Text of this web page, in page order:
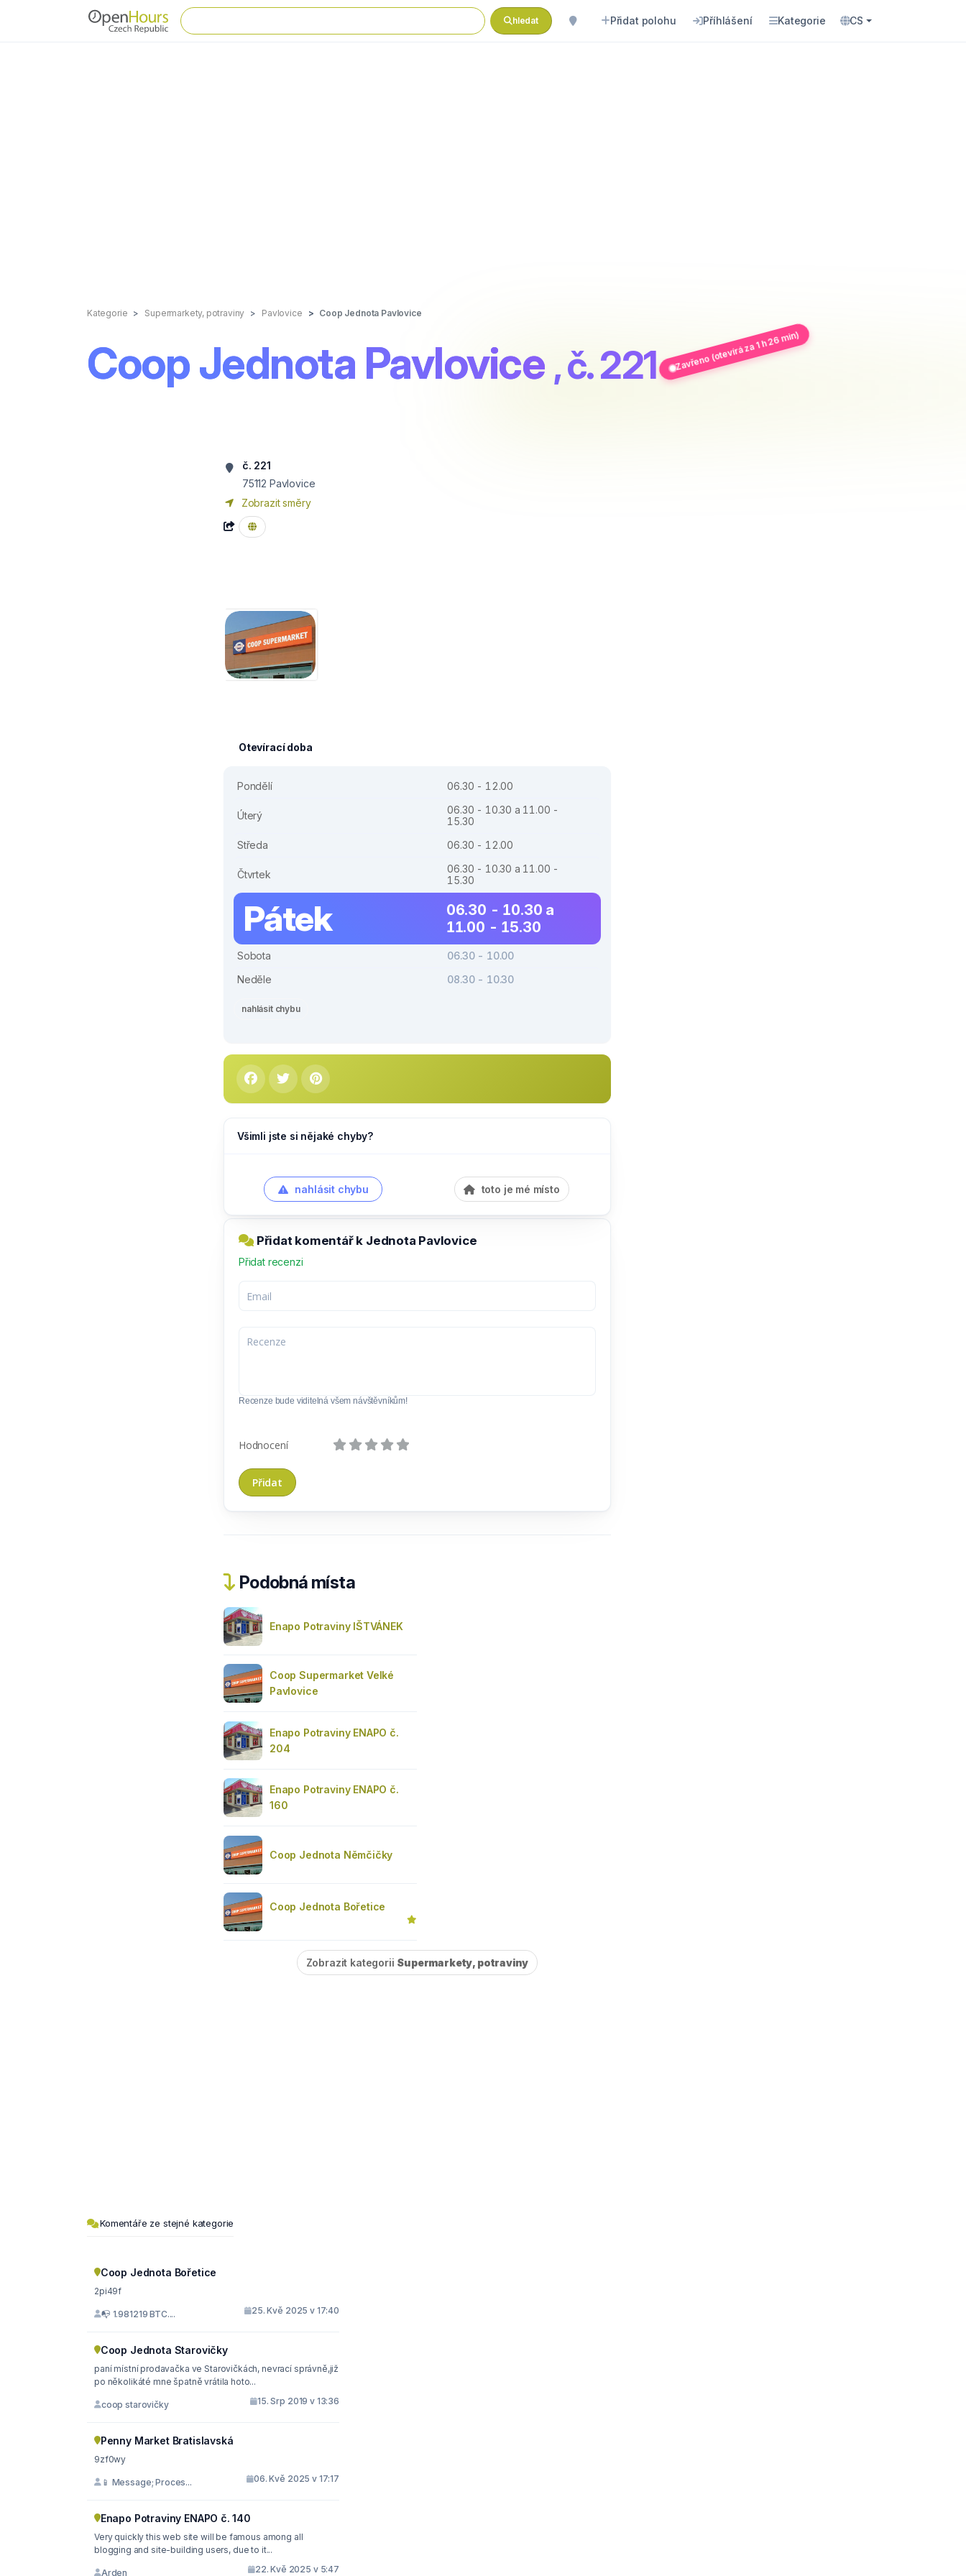
hledat Přidat polohu Příhlášení Kategorie CS
Kategorie Supermarkety, potraviny Pavlovice Coop Jednota Pavlovice
Coop Jednota Pavlovice , č. 221 Zavřeno (otevírá za 1 h 26 min)
č. 221
75112 Pavlovice
Zobrazit směry
Otevírací doba
Pondělí 06.30 - 12.00
Úterý
06.30 - 10.30 a 11.00 -
15.30
Středa
06.30 - 12.00
Čtvrtek
06.30 - 10.30 a 11.00 -
15.30
Pátek
06.30 - 10.30 a
11.00 - 15.30
Sobota
06.30 - 10.00
Neděle
08.30 - 10.30
nahlásit chybu
Všimli jste si nějaké chyby?
nahlásit chybu toto je mé místo
Přidat komentář k Jednota Pavlovice
Přidat recenzi
Recenze bude viditelná všem návštěvníkům!
Hodnocení
Podobná místa
Enapo Potraviny IŠTVÁNEK
Coop Supermarket Velké
Pavlovice
Enapo Potraviny ENAPO č.
204
Enapo Potraviny ENAPO č.
160
Coop Jednota Němčičky
Coop Jednota Bořetice
Zobrazit kategorii Supermarkety, potraviny
Komentáře ze stejné kategorie
Coop Jednota Bořetice
2pi49f
📭 1.981219 BTC.... 25. Kvě 2025 v 17:40
Coop Jednota Starovičky
paní místní prodavačka ve Starovičkách, nevrací správně,již
po několikáté mne špatně vrátila hoto...
coop starovičky 15. Srp 2019 v 13:36
Penny Market Bratislavská
9zf0wy
📱 Message; Proces... 06. Kvě 2025 v 17:17
Enapo Potraviny ENAPO č. 140
Very quickly this web site will be famous among all
blogging and site-building users, due to it...
Arden 22. Kvě 2025 v 5:47